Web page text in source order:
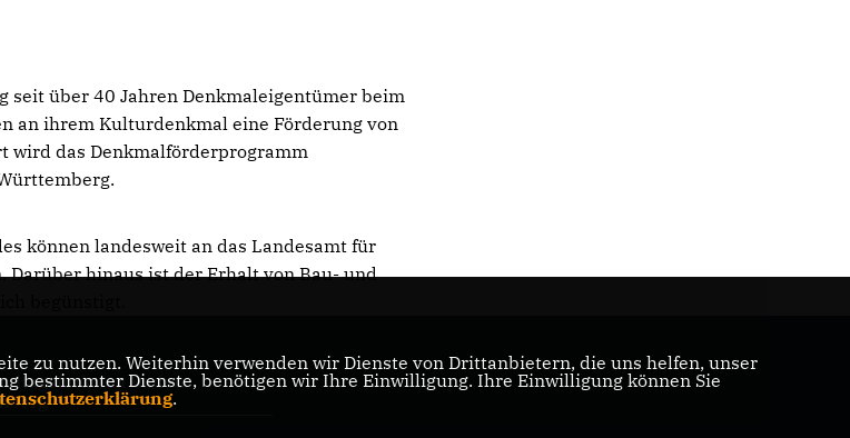
über 40 Jahren Denkmaleigentümer beim
an ihrem Kulturdenkmal eine Förderung von
wird das Denkmalförderprogramm
können landesweit an das Landesamt für
hinaus ist der Erhalt von Bau- und
Baden-
zu nutzen. Weiterhin verwenden wir Dienste von Drittanbietern, die uns helfen, unser
bestimmter Dienste, benötigen wir Ihre Einwilligung. Ihre Einwilligung können Sie
.